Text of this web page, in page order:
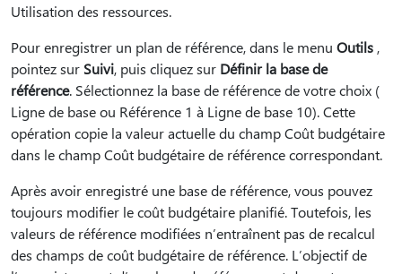
Utilisation des ressources.
Pour enregistrer un plan de référence, dans le menu Outils ,
pointez sur Suivi, puis cliquez sur Définir la base de
référence. Sélectionnez la base de référence de votre choix (
Ligne de base ou Référence 1 à Ligne de base 10). Cette
opération copie la valeur actuelle du champ Coût budgétaire
dans le champ Coût budgétaire de référence correspondant.
Après avoir enregistré une base de référence, vous pouvez
toujours modifier le coût budgétaire planifié. Toutefois, les
valeurs de référence modifiées n’entraînent pas de recalcul
des champs de coût budgétaire de référence. L’objectif de